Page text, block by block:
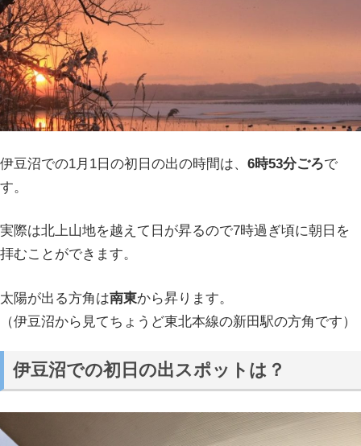
伊豆沼での1月1日の初日の出の時間は、 6時53分ごろで
す。
実際は北上山地を越えて日が昇るので7時過ぎ頃に朝日を
拝むことができます。
太陽が出る方角は南東から昇ります。
（伊豆沼から見てちょうど東北本線の新田駅の方角です）
伊豆沼での初日の出スポットは？